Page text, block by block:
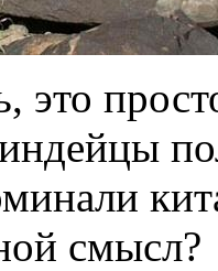
смысл?